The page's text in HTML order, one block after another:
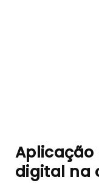
digital na